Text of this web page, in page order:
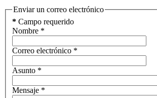
Enviar un correo electrónico
* Campo requerido
Nombre *
Correo electrónico *
Asunto *
Mensaje *